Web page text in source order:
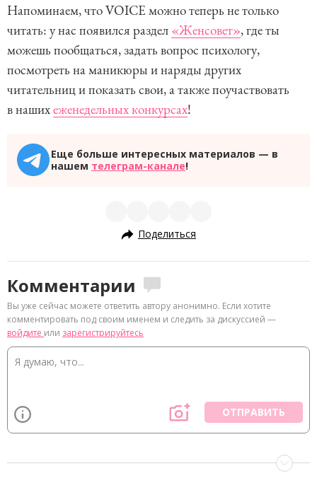
Напоминаем, что VOICE можно теперь не только
читать: у нас появился раздел «Женсовет», где ты
можешь пообщаться, задать вопрос психологу,
посмотреть на маникюры и наряды других
читательниц и показать свои, а также поучаствовать
в нашихеженедельных конкурсах!
Еще больше интересных материалов — в
нашем телеграм-канале!
Поделиться
Комментарии
Вы уже сейчас можете ответить автору анонимно. Если хотите
комментировать под своим именем и следить за дискуссией —
войдите или зарегистрируйтесь
ОТПРАВИТЬ